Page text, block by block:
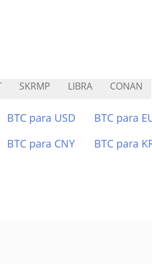
SKRMP LIBRA CONAN
BTC para USD BTC para
BTC para CNY BTC para